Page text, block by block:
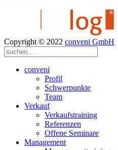
Copyright © 2022 conveni GmbH
conveni
Profil
Schwerpunkte
Team
Verkauf
Verkaufstraining
Referenzen
Offene Seminare
Management